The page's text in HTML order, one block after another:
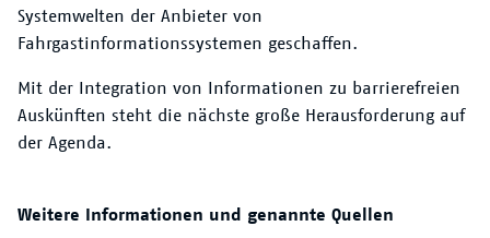
Systemwelten der Anbieter von
Fahrgastinformationssystemen geschaffen.
Mit der Integration von Informationen zu barrierefreien
Auskünften steht die nächste große Herausforderung auf
der Agenda.
Weitere Informationen und genannte Quellen